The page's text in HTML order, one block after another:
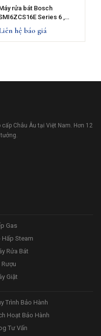
rửa bát Bosch
Series 6 ,
Zeolith Bán âm
hệ báo giá
Châu Âu tại Việt Nam. Hơn 12
Gas
Hấp Steam
Rửa Bát
Rượu
Giặt
Trình Bảo Hành
Hoạt Bảo Hành
Tư Vấn